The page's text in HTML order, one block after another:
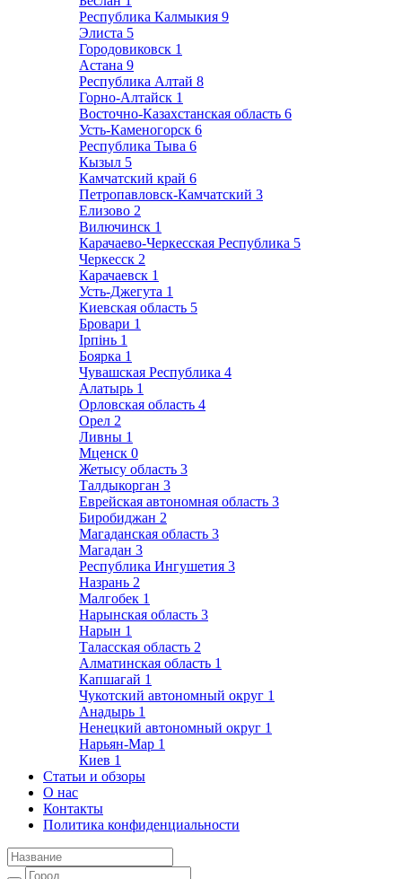
Республика Калмыкия 9
Элиста 5
Городовиковск 1
Астана 9
Республика Алтай 8
Горно-Алтайск 1
Восточно-Казахстанская область 6
Усть-Каменогорск 6
Республика Тыва 6
Кызыл 5
Камчатский край 6
Петропавловск-Камчатский 3
Елизово 2
Вилючинск 1
Карачаево-Черкесская Республика 5
Черкесск 2
Карачаевск 1
Усть-Джегута 1
Киевская область 5
Бровари 1
Ірпінь 1
Боярка 1
Чувашская Республика 4
Алатырь 1
Орловская область 4
Орел 2
Ливны 1
Мценск 0
Жетысу область 3
Талдыкорган 3
Еврейская автономная область 3
Биробиджан 2
Магаданская область 3
Магадан 3
Республика Ингушетия 3
Назрань 2
Малгобек 1
Нарынская область 3
Нарын 1
Таласская область 2
Алматинская область 1
Капшагай 1
Чукотский автономный округ 1
Анадырь 1
Ненецкий автономный округ 1
Нарьян-Мар 1
Киев 1
Статьи и обзоры
О нас
Контакты
Политика конфиденциальности